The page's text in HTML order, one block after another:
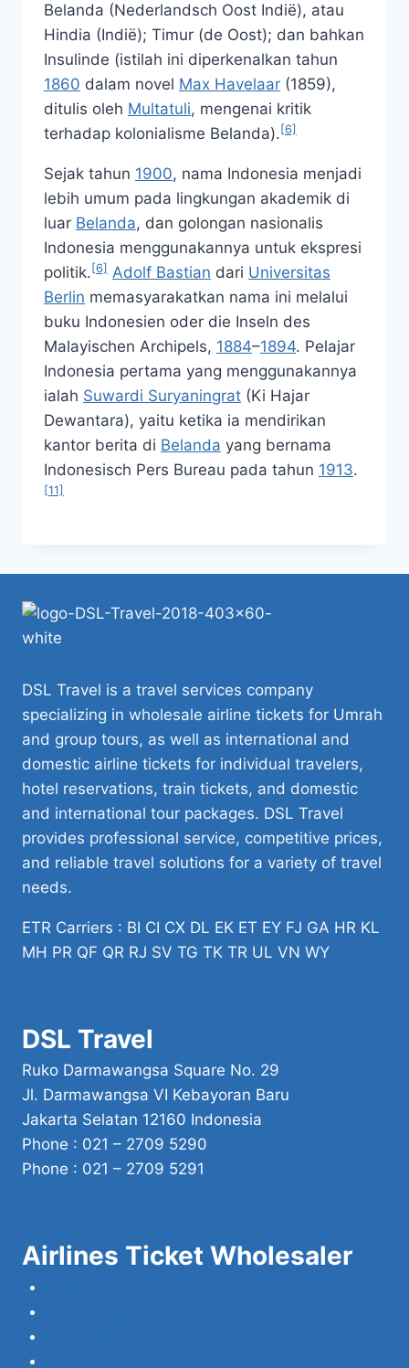
Belanda (Nederlandsch Oost Indië), atau
Hindia (Indië); Timur (de Oost); dan bahkan
Insulinde (istilah ini diperkenalkan tahun
1860 dalam novel Max Havelaar (1859),
ditulis oleh Multatuli, mengenai kritik
terhadap kolonialisme Belanda).[6]
Sejak tahun 1900, nama Indonesia menjadi
lebih umum pada lingkungan akademik di
luar Belanda, dan golongan nasionalis
Indonesia menggunakannya untuk ekspresi
politik.[6] Adolf Bastian dari Universitas
Berlin memasyarakatkan nama ini melalui
buku Indonesien oder die Inseln des
Malayischen Archipels, 1884–1894. Pelajar
Indonesia pertama yang menggunakannya
ialah Suwardi Suryaningrat (Ki Hajar
Dewantara), yaitu ketika ia mendirikan
kantor berita di Belanda yang bernama
Indonesisch Pers Bureau pada tahun 1913.
[11]
DSL Travel is a travel services company
specializing in wholesale airline tickets for Umrah
and group tours, as well as international and
domestic airline tickets for individual travelers,
hotel reservations, train tickets, and domestic
and international tour packages. DSL Travel
provides professional service, competitive prices,
and reliable travel solutions for a variety of travel
needs.
ETR Carriers : BI CI CX DL EK ET EY FJ GA HR KL
MH PR QF QR RJ SV TG TK TR UL VN WY
DSL Travel
Ruko Darmawangsa Square No. 29
Jl. Darmawangsa VI Kebayoran Baru
Jakarta Selatan 12160 Indonesia
Phone : 021 – 2709 5290
Phone : 021 – 2709 5291
Airlines Ticket Wholesaler